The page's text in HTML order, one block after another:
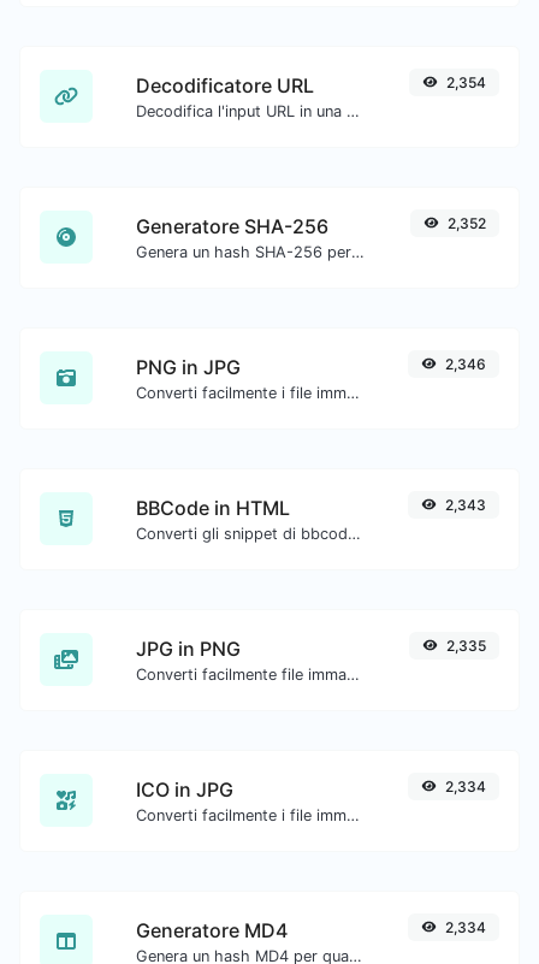
Decodificatore URL
Decodifica l'input URL in una stringa normale.
2,354
Generatore SHA-256
Genera un hash SHA-256 per qualsiasi input di stringa.
2,352
PNG in JPG
Converti facilmente i file immagine PNG in JPG.
2,346
BBCode in HTML
Converti gli snippet di bbcode del forum in codice HTML grezzo.
2,343
JPG in PNG
Converti facilmente file immagine JPG in PNG.
2,335
ICO in JPG
Converti facilmente i file immagine ICO in JPG.
2,334
Generatore MD4
Genera un hash MD4 per qualsiasi input di stringa.
2,334